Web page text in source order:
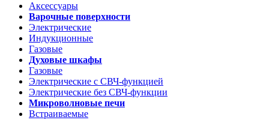
Аксессуары
Варочные поверхности
Электрические
Индукционные
Газовые
Духовые шкафы
Газовые
Электрические с СВЧ-функцией
Электрические без СВЧ-функции
Микроволновые печи
Встраиваемые